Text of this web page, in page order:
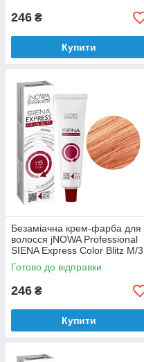
246 ₴
Купити
Безаміачна крем-фарба для
волосся jNOWA Professional
SIENA Express Color Blitz М/3
60 мл
Готово до відправки
246 ₴
Купити